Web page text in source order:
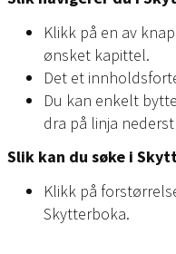
Klikk på en av
ønsket kapittel.
Det et
Du kan enkelt
dra på linja
Slik kan du søke i
Klikk på
Skytterboka.